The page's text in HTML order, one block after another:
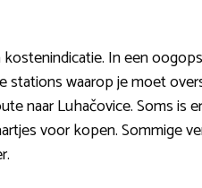
In een
waarop je moet
naar Luhačovice. Soms is
voor kopen. Sommige